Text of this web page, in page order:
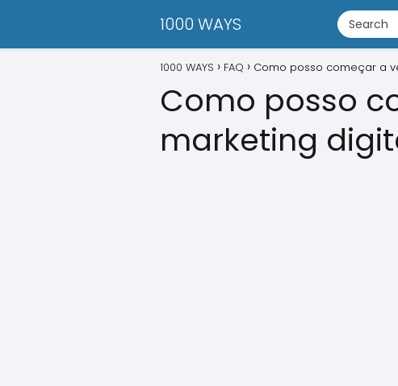
1000 WAYS
1000 WAYS FAQ Como posso começar a
Como posso
marketing